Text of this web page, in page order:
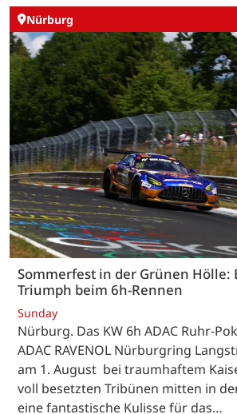
Nürburg
Sommerfest in der Grünen Hölle:
Triumph beim 6h-Rennen
Sunday
Nürburg. Das KW 6h ADAC Ruhr-
ADAC RAVENOL Nürburgring
am 1. August bei traumhaftem
voll besetzten Tribünen mitten in
eine fantastische Kulisse für das…